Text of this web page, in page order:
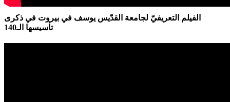
الفيلم التعريفيّ لجامعة القدّيس يوسف في بيروت في ذكرى
تأسيسها الـ140